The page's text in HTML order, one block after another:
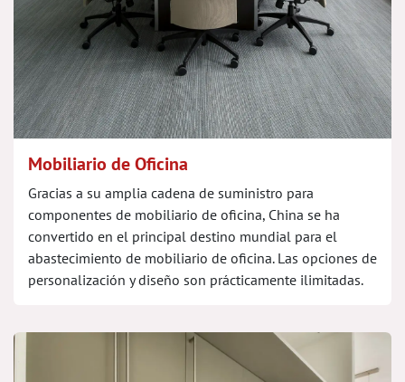
Mobiliario de Oficina
Gracias a su amplia cadena de suministro para
componentes de mobiliario de oficina, China se ha
convertido en el principal destino mundial para el
abastecimiento de mobiliario de oficina. Las opciones de
personalización y diseño son prácticamente ilimitadas.